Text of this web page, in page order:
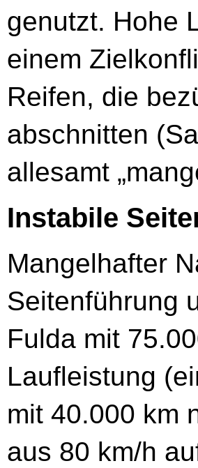
genutzt. Hohe
einem
Reifen, die
abschnitten
allesamt
Instabile
Mangelhafter
Seitenführung
Fulda mit
Laufleistung
mit 40.000 km
aus 80 km/h